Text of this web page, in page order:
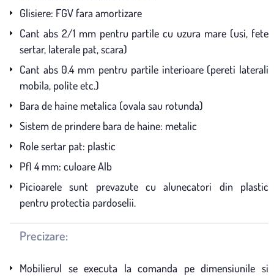
Glisiere: FGV fara amortizare
Cant abs 2/1 mm pentru partile cu uzura mare (usi, fete
sertar, laterale pat, scara)
Cant abs 0.4 mm pentru partile interioare (pereti laterali
mobila, polite etc.)
Bara de haine metalica (ovala sau rotunda)
Sistem de prindere bara de haine: metalic
Role sertar pat: plastic
Pfl 4 mm: culoare Alb
Picioarele sunt prevazute cu alunecatori din plastic
pentru protectia pardoselii.
Precizare:
Mobilierul se executa la comanda pe dimensiunile si